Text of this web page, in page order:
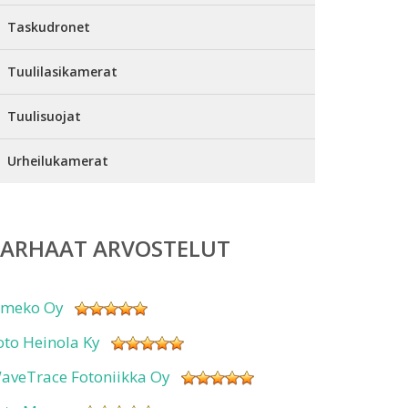
Taskudronet
Tuulilasikamerat
Tuulisuojat
Urheilukamerat
ARVOSTELUT
Oy
Heinola Ky
Fotoniikka Oy